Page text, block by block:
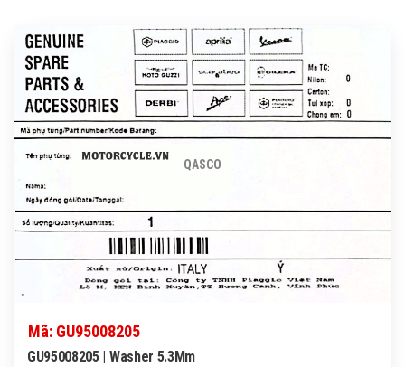
QASCO
Mã: GU95008205
GU95008205 | Washer 5.3Mm